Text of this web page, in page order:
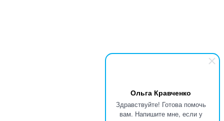
Ольга Кравченко
Здравствуйте! Готова помочь
вам. Напишите мне, если у